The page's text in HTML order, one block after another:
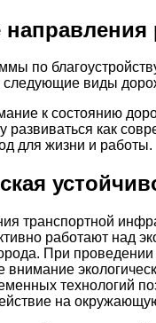
по
следующие виды
к состоянию
развиваться как
для жизни и работы.
транспортной
работают над
При
внимание
технологий
на